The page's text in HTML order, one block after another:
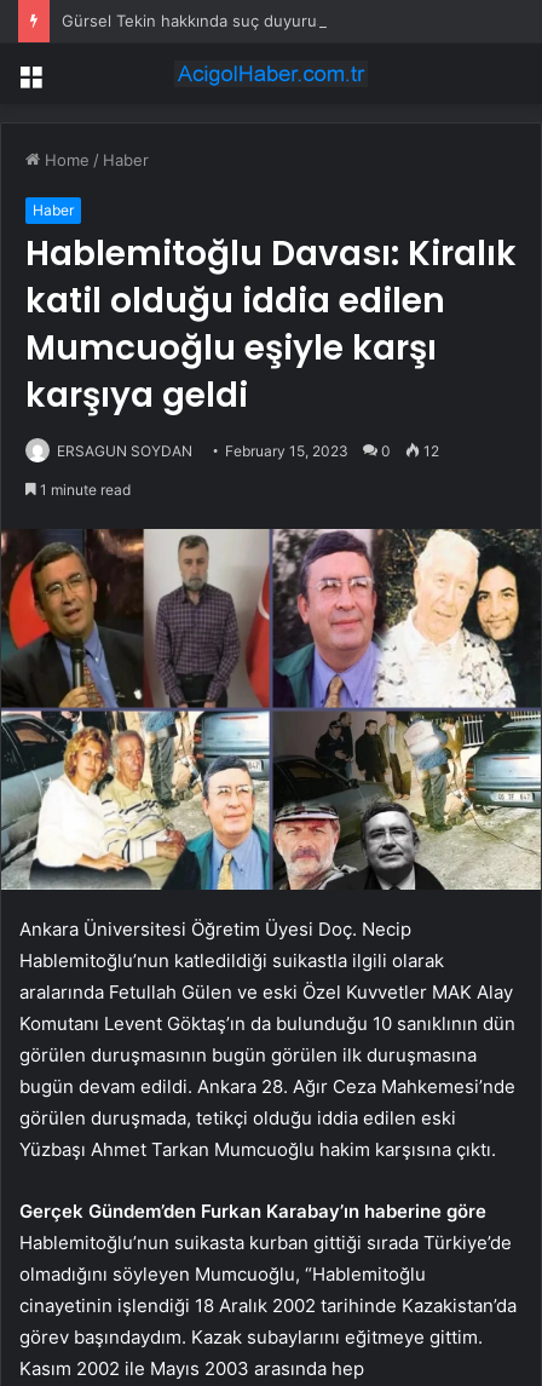
Gürsel Tekin hakkında suç duyurusu
Menu
Home / Haber
Haber
Hablemitoğlu Davası: Kiralık
katil olduğu iddia edilen
Mumcuoğlu eşiyle karşı
karşıya geldi
ERSAGUN SOYDAN February 15, 2023 0 12
1 minute read
Ankara Üniversitesi Öğretim Üyesi Doç. Necip
Hablemitoğlu’nun katledildiği suikastla ilgili olarak
aralarında Fetullah Gülen ve eski Özel Kuvvetler MAK Alay
Komutanı Levent Göktaş’ın da bulunduğu 10 sanıklının dün
görülen duruşmasının bugün görülen ilk duruşmasına
bugün devam edildi. Ankara 28. Ağır Ceza Mahkemesi’nde
görülen duruşmada, tetikçi olduğu iddia edilen eski
Yüzbaşı Ahmet Tarkan Mumcuoğlu hakim karşısına çıktı.
Gerçek Gündem’den Furkan Karabay’ın haberine göre
Hablemitoğlu’nun suikasta kurban gittiği sırada Türkiye’de
olmadığını söyleyen Mumcuoğlu, “Hablemitoğlu
cinayetinin işlendiği 18 Aralık 2002 tarihinde Kazakistan’da
görev başındaydım. Kazak subaylarını eğitmeye gittim.
Kasım 2002 ile Mayıs 2003 arasında hep